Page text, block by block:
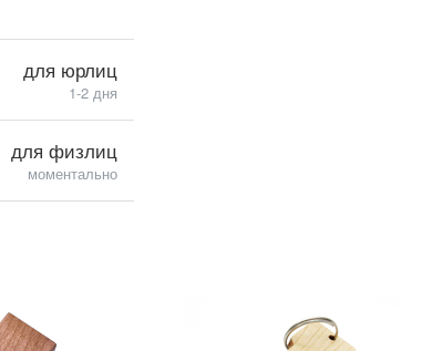
для юрлиц
1-2 дня
для физлиц
моментально